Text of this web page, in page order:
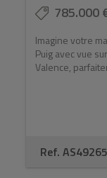
785.000
Imagine votre
Puig avec vue
Valence,
Ref.